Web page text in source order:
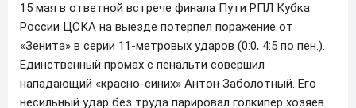
15 мая в ответной встрече финала Пути РПЛ Кубка
России ЦСКА на выезде потерпел поражение от
«Зенита» в серии 11-метровых ударов (0:0, 4:5 по пен.).
Единственный промах с пенальти совершил
нападающий «красно-синих» Антон Заболотный. Его
несильный удар без труда парировал голкипер хозяев